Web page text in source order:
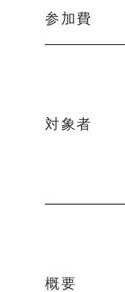
参加費
対象者
概要